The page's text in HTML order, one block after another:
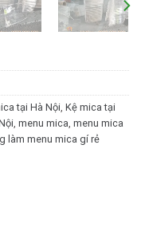
tại Hà Nội, Kệ mica tại
, menu mica, menu mica
làm menu mica gí rẻ